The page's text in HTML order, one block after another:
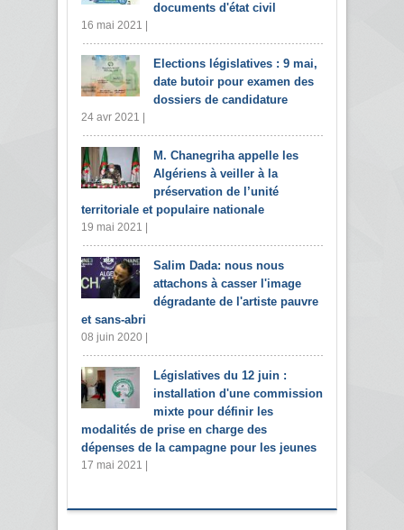
documents d'état civil
16 mai 2021 |
Elections législatives : 9 mai,
date butoir pour examen des
dossiers de candidature
24 avr 2021 |
M. Chanegriha appelle les
Algériens à veiller à la
préservation de l’unité
territoriale et populaire nationale
19 mai 2021 |
Salim Dada: nous nous
attachons à casser l'image
dégradante de l'artiste pauvre
et sans-abri
08 juin 2020 |
Législatives du 12 juin :
installation d'une commission
mixte pour définir les
modalités de prise en charge des
dépenses de la campagne pour les jeunes
17 mai 2021 |